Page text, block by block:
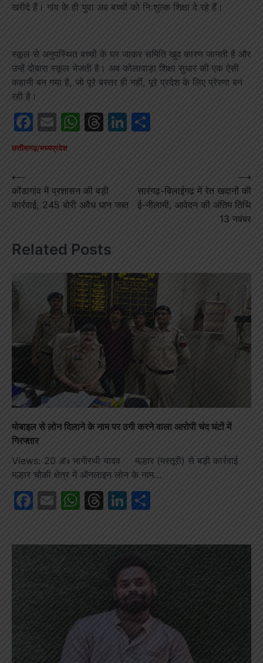
खरीदे हैं। गांव के ही युवा अब बच्चों को निःशुल्क शिक्षा दे रहे हैं।
स्कूल से अनुपस्थित बच्चों के घर जाकर समिति खुद कारण जानती है और
उन्हें दोबारा स्कूल भेजती है। अब कोलावाड़ा शिक्षा सुधार की एक ऐसी
कहानी बन गया है, जो पूरे बस्तर ही नहीं, पूरे प्रदेश के लिए प्रेरणा बन
रही है।
Facebook
EmailWhatsApp
Threads
LinkedIn
छत्तीसगढ़/मध्यप्रदेश
Post
navigation
⟵
कोंडागांव में प्रशासन की बड़ी
कार्रवाई, 245 बोरी अवैध धान जब्त
सारंगढ़-बिलाईगढ़ में रेत खदानों की
ई-नीलामी, आवेदन की अंतिम तिथि
13 नवंबर
⟶
Related Posts
मोबाइल से लोन दिलाने के नाम पर ठगी करने वाला आरोपी चंद घंटों में
गिरफ्तार
Views: 20 ✍️ भागीरथी यादव मल्हार (मस्तूरी) से बड़ी कार्रवाई
मल्हार चौकी क्षेत्र में ऑनलाइन लोन के नाम…
Facebook
EmailWhatsApp
Threads
LinkedIn